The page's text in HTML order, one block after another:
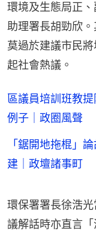
環境及生態局正
助理署長胡勁欣
莫過於建議市民
起社會熱議。
區議員培訓班教
例子｜政圈風聲
「鋸開地拖棍」
建｜政壇諸事町
環保署署長徐浩
議解話時亦直言